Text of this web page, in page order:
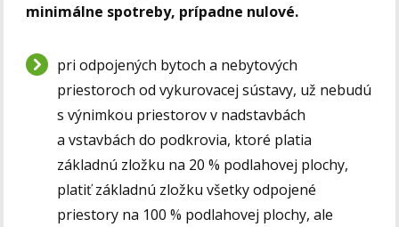
minimálne spotreby, prípadne nulové.
pri odpojených bytoch a nebytových
priestoroch od vykurovacej sústavy, už nebudú
s výnimkou priestorov v nadstavbách
a vstavbách do podkrovia, ktoré platia
základnú zložku na 20 % podlahovej plochy,
platiť základnú zložku všetky odpojené
priestory na 100 % podlahovej plochy, ale